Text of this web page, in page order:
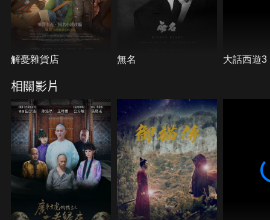
解憂雜貨店 無名 大話西遊3
相關影片